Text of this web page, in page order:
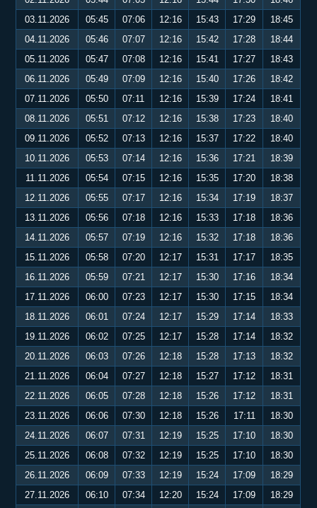
03.11.2026
05:45 07:06 12:16 15:43 17:29
18:45
04.11.2026
05:46 07:07 12:16 15:42 17:28
18:44
05.11.2026
05:47 07:08 12:16 15:41 17:27
18:43
06.11.2026
05:49 07:09 12:16 15:40 17:26
18:42
07.11.2026
05:50 07:11 12:16 15:39 17:24
18:41
08.11.2026
05:51 07:12 12:16 15:38 17:23
18:40
09.11.2026
05:52 07:13 12:16 15:37 17:22
18:40
10.11.2026
05:53 07:14 12:16 15:36 17:21
18:39
11.11.2026
05:54 07:15 12:16 15:35 17:20
18:38
12.11.2026
05:55 07:17 12:16 15:34 17:19
18:37
13.11.2026
05:56 07:18 12:16 15:33 17:18
18:36
14.11.2026
05:57 07:19 12:16 15:32 17:18
18:36
15.11.2026
05:58 07:20 12:17 15:31 17:17
18:35
16.11.2026
05:59 07:21 12:17 15:30 17:16
18:34
17.11.2026
06:00 07:23 12:17 15:30 17:15
18:34
18.11.2026
06:01 07:24 12:17 15:29 17:14
18:33
19.11.2026
06:02 07:25 12:17 15:28 17:14
18:32
20.11.2026
06:03 07:26 12:18 15:28 17:13
18:32
21.11.2026
06:04 07:27 12:18 15:27 17:12
18:31
22.11.2026
06:05 07:28 12:18 15:26 17:12
18:31
23.11.2026
06:06 07:30 12:18 15:26 17:11
18:30
24.11.2026
06:07 07:31 12:19 15:25 17:10
18:30
25.11.2026
06:08 07:32 12:19 15:25 17:10
18:30
26.11.2026
06:09 07:33 12:19 15:24 17:09
18:29
27.11.2026
06:10 07:34 12:20 15:24 17:09
18:29